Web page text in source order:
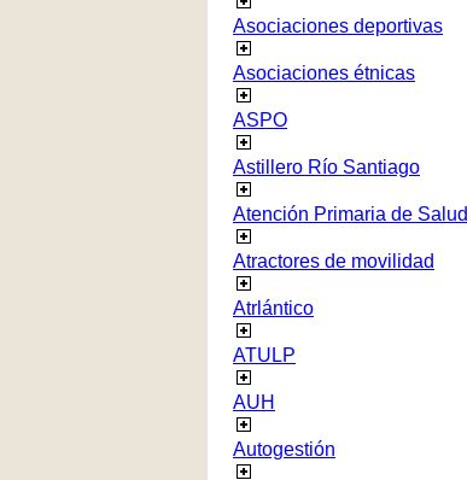
Asociaciones deportivas
Asociaciones étnicas
ASPO
Astillero Río Santiago
Atención Primaria de Salud
Atractores de movilidad
Atrlántico
ATULP
AUH
Autogestión